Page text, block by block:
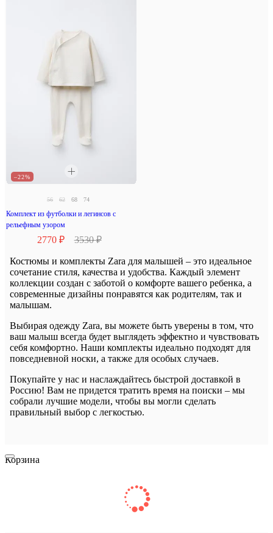
–22%
56 62 68 74
Комплект из футболки и легинсов с
рельефным узором
2770 ₽ 3530 ₽
Костюмы и комплекты Zara для малышей – это идеальное
сочетание стиля, качества и удобства. Каждый элемент
коллекции создан с заботой о комфорте вашего ребенка, а
современные дизайны понравятся как родителям, так и
малышам.
Выбирая одежду Zara, вы можете быть уверены в том, что
ваш малыш всегда будет выглядеть эффектно и чувствовать
себя комфортно. Наши комплекты идеально подходят для
повседневной носки, а также для особых случаев.
Покупайте у нас и наслаждайтесь быстрой доставкой в
Россию! Вам не придется тратить время на поиски – мы
собрали лучшие модели, чтобы вы могли сделать
правильный выбор с легкостью.
Корзина